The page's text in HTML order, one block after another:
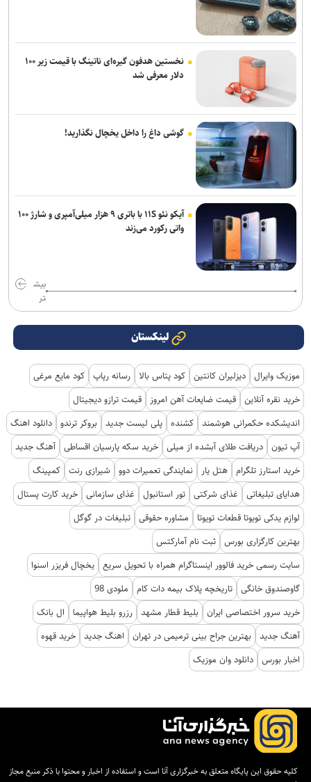
نخستین هدفون گیره‌ای ناتینگ با قیمت زیر ۱۰۰
دلار معرفی شد
گوشی داغ را داخل یخچال نگذارید!
آیکو نئو ۱۱S با باتری ۹ هزار میلی‌آمپری و شارژ ۱۰۰
واتی رکورد می‌زند
بیش
تر
لینکستان
موزیک وایرال دیزلیران کانتین کود پتاس بالا رسانه رپاپ کود مایع مرغی
خرید نقره آنلاین قیمت ضایعات آهن امروز
قیمت ترازو دیجیتال
اندیشکده حکمرانی هوشمند کشنده پلی لیست جدید بروکر ترندو دانلود اهنگ
آپ تیون دریافت طلای آبشده از میلی خرید سکه پارسیان اقساطی آهنگ جدید
خرید استارز تلگرام هتل یار نمایندگی تعمیرات دوو شیرازی رنت کمپینگ
هدایای تبلیغاتی
غذای شرکتی تور استانبول غذای سازمانی خرید کارت پستال
لوازم یدکی تویوتا قطعات تویوتا
مشاوره حقوقی تبلیغات در گوگل
بهترین کارگزاری بورس ثبت نام آمارکتس
سایت رسمی خرید فالوور اینستاگرام همراه با تحویل سریع یخچال فریزر اسنوا
گاوصندوق خانگی تاریخچه پلاک بیمه دات کام
ملودی 98
خرید سرور اختصاصی ایران
بلیط قطار مشهد رزرو بلیط هواپیما
ال بانک
آهنگ جدید
بهترین جراح بینی ترمیمی در تهران اهنگ جدید خرید قهوه
اخبار بورس دانلود وان موزیک
کلیه حقوق این پایگاه متعلق به خبرگزاری آنا است و استفاده از اخبار و محتوا با ذکر منبع مجاز